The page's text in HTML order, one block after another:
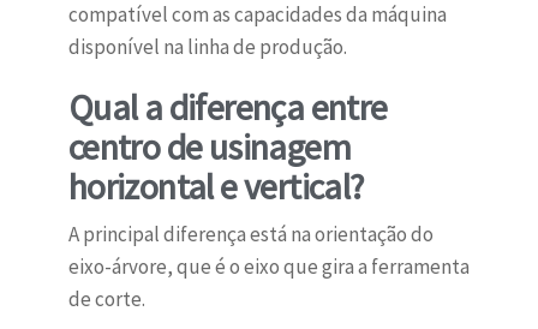
compatível com as capacidades da máquina
disponível na linha de produção.
Qual a diferença entre
centro de usinagem
horizontal e vertical?
A principal diferença está na orientação do
eixo-árvore, que é o eixo que gira a ferramenta
de corte.